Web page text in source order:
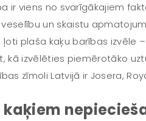
ir viens no svarīgākajiem
un skaistu
plaša kaķu barības izvēle
kā izvēlēties piemērotāko
zīmoli Latvijā ir Josera,